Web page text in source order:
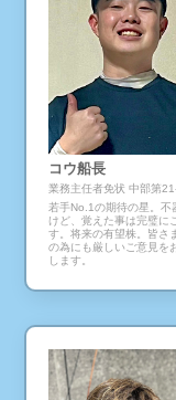
コウ船長
業務主任者免状 中部第
若手No.1の期待の星。不
けど、覚えた事は完璧に
す。将来の有望株。皆さ
の為にも厳しいご意見を
します。